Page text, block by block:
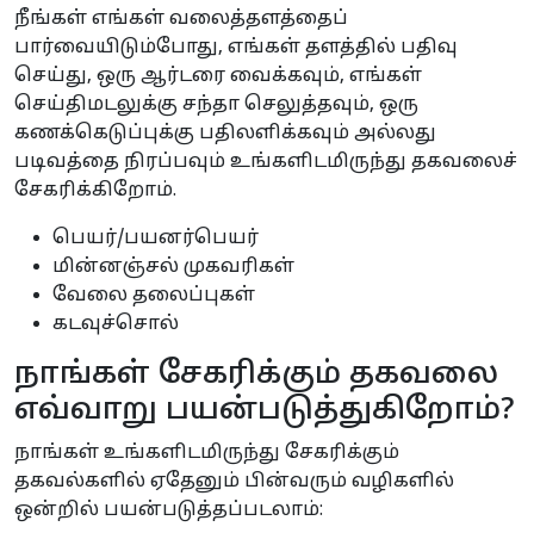
நீங்கள் எங்கள் வலைத்தளத்தைப்
பார்வையிடும்போது, எங்கள் தளத்தில் பதிவு
செய்து, ஒரு ஆர்டரை வைக்கவும், எங்கள்
செய்திமடலுக்கு சந்தா செலுத்தவும், ஒரு
கணக்கெடுப்புக்கு பதிலளிக்கவும் அல்லது
படிவத்தை நிரப்பவும் உங்களிடமிருந்து தகவலைச்
சேகரிக்கிறோம்.
பெயர்/பயனர்பெயர்
மின்னஞ்சல் முகவரிகள்
வேலை தலைப்புகள்
கடவுச்சொல்
நாங்கள் சேகரிக்கும் தகவலை
எவ்வாறு பயன்படுத்துகிறோம்?
நாங்கள் உங்களிடமிருந்து சேகரிக்கும்
தகவல்களில் ஏதேனும் பின்வரும் வழிகளில்
ஒன்றில் பயன்படுத்தப்படலாம்: